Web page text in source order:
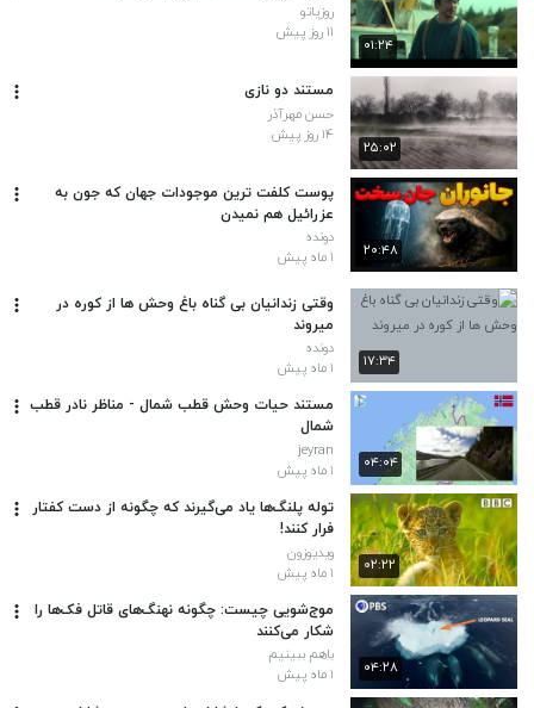
۰۱:۲۴
روزیاتو
۱۱ روز پیش
۲۵:۰۲
مستند دو نازی
حسن مهرآذر
۱۴ روز پیش
۲۰:۴۸
پوست کلفت ترین موجودات جهان که جون به
عزرائیل هم نمیدن
دونده
۱ ماه پیش
۱۷:۳۴
وقتی زندانیان بی گناه باغ وحش ها از کوره در
میروند
دونده
۱ ماه پیش
۰۴:۰۴
مستند حیات وحش قطب شمال - مناظر نادر قطب
شمال
jeyran
۱ ماه پیش
۰۲:۲۲
توله پلنگ‌ها یاد می‌گیرند که چگونه از دست کفتار
فرار کنند!
ویدیوزون
۱ ماه پیش
۰۴:۲۸
موج‌شویی چیست: چگونه نهنگ‌های قاتل فک‌ها را
شکار می‌کنند
باهم ببینیم
۱ ماه پیش